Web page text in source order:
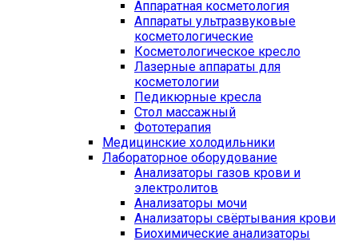
Аппаратная косметология
Аппараты ультразвуковые
косметологические
Косметологическое кресло
Лазерные аппараты для
косметологии
Педикюрные кресла
Стол массажный
Фототерапия
Медицинские холодильники
Лабораторное оборудование
Анализаторы газов крови и
электролитов
Анализаторы мочи
Анализаторы свёртывания крови
Биохимические анализаторы